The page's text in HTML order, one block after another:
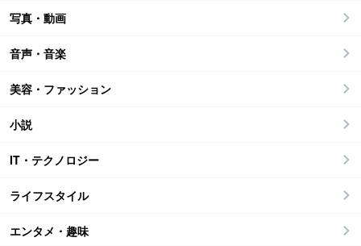
写真・動画
音声・音楽
美容・ファッション
小説
IT・テクノロジー
ライフスタイル
エンタメ・趣味